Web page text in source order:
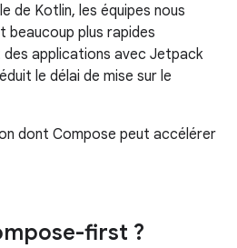
de Kotlin, les équipes nous
beaucoup plus rapides
applications avec Jetpack
le délai de mise sur le
dont Compose peut accélérer
first ?